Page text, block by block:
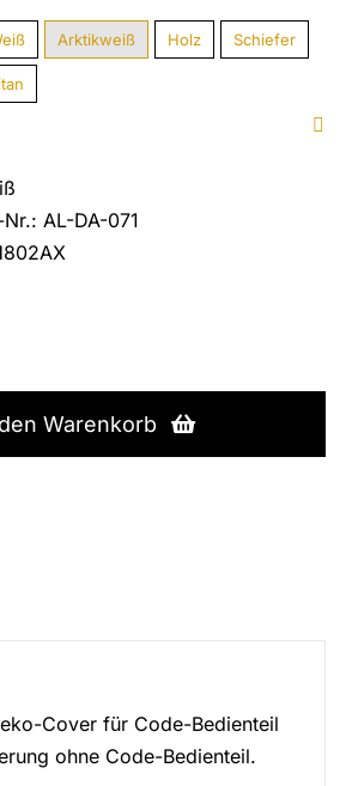
Arktikweiß Holz Schiefer
AL-DA-071
Warenkorb
Cover für Code-Bedienteil
ohne Code-Bedienteil.